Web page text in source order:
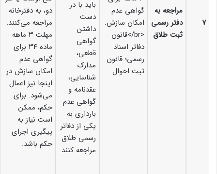
۷
مراجعه به
دفتر رسمی
ثبت طلاق
گواهی عدم
امکان سازش.
<br/>قانون
دفاتر اسناد
رسمی؛ قانون
ثبت احوال.
باید با در
دست
داشتن
گواهی
قطعی،
مدارک
شناسایی،
عقدنامه و
گواهی عدم
بارداری به
یکی از دفاتر
رسمی طلاق
مراجعه کنند.
دو، به دفترخانه
مراجعه می‌کنند.
مهلت ۳ ماهه
ماده ۳۴ برای
گواهی عدم
امکان سازش در
اینجا نیز اعمال
می‌شود. برای
حکم، ممکن
است نیاز به
پیگیری اجرای
حکم باشد.